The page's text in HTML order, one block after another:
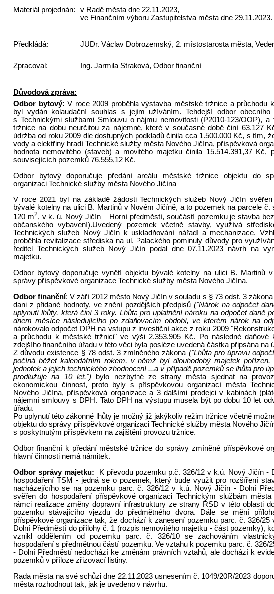
Materiál projednán:
v Radě města dne 22.11.2023,
ve Finančním výboru Zastupitelstva města dne 29.11.2023.
Předkládá: JUDr. Václav Dobrozemský, 2. místostarosta města,
Zpracoval: Ing. Jarmila Straková, Odbor finanční
Důvodová zpráva:
Odbor bytový: V roce 2009 proběhla výstavba městské tržnice a průchodu
byl vydán kolaudační souhlas s jejím užíváním. Tehdejší odbor obecního
s Technickými službami Smlouvu o nájmu nemovitosti (P2010-123/OOP), a
tržnice na dobu neurčitou za nájemné, které v současné době činí 63.127
údržba od roku 2009 dle dostupných podkladů činila cca 1.500.000 Kč, s tím,
vody a elektřiny hradí Technické služby města Nového Jičína, příspěvková
hodnota nemovitého (staveb) a movitého majetku činila 15.514.391,37 Kč,
souvisejících pozemků 76.555,12 Kč.
Odbor bytový doporučuje předání areálu městské tržnice objektu do
organizaci Technické služby města Nového Jičína
V roce 2021 byl na základě žádosti Technických služeb Nový Jičín
bývalé kotelny na ulici B. Martinů v Novém Jičíně, a to pozemek na parcele č.
120 m2, v k. ú. Nový Jičín – Horní předměstí, součástí pozemku je stavba
občanského vybavení).Uvedený pozemek včetně stavby, využívá
Technických služeb Nový Jičín k uskladňování nářadí a mechanizace.
proběhla revitalizace střediska na ul. Palackého pominuly důvody pro
ředitel Technických služeb Nový Jičín podal dne 07.11.2023 návrh na
majetku.
Odbor bytový doporučuje vynětí objektu bývalé kotelny na ulici B. Martinů
správy příspěvkové organizace Technické služby města Nového Jičína.
Odbor finanční: V září 2012 město Nový Jičín v souladu s § 73 odst. 3
dani z přidané hodnoty, ve znění pozdějších předpisů("Nárok na odpočet
uplynutí lhůty, která činí 3 roky. Lhůta pro uplatnění nároku na odpočet daně
dnem měsíce následujícího po zdaňovacím období, ve kterém nárok na
nárokovalo odpočet DPH na vstupu z investiční akce z roku 2009
a průchodu k městské tržnici" ve výši 2.353.905 Kč. Po následné daňové
zdejšího finančního úřadu v této věci byla posléze uvedená částka připsána na
Z důvodu existence § 78 odst. 3 zmíněného zákona ("Lhůta pro úpravu
počíná běžet kalendářním rokem, v němž byl dlouhodobý majetek pořízen.
jednotek a jejich technického zhodnocení ...a v případě pozemků se lhůta pro
prodlužuje na 10 let.") bylo nezbytné ze strany města sjednat na
ekonomickou činnost, proto byly s příspěvkovou organizací města
Nového Jičína, příspěvková organizace a 3 dalšími prodejci v kabinách
nájemní smlouvy s DPH. Tato DPH na výstupu musela být po dobu 10 let
úřadu.
Po uplynutí této zákonné lhůty je možný již jakýkoliv režim tržnice včetně
objektu do správy příspěvkové organizaci Technické služby města Nového
s poskytnutým příspěvkem na zajištění provozu tržnice.
Odbor finanční k předání městské tržnice do správy zmíněné příspěvkové
hlavní činnosti nemá námitek.
Odbor správy majetku: K převodu pozemku p.č. 326/12 v k.ú. Nový Jičín -
hospodaření TSM - jedná se o pozemek, který bude využit pro rozšíření
nacházejícího se na pozemku parc. č. 326/12 v k.ú. Nový Jičín - Dolní
svěřen do hospodaření příspěvkové organizaci Technickým službám
rámci realizace změny dopravní infrastruktury ze strany ŘSD v této oblasti
pozemku stávajícího vjezdu do předmětného dvora. Dále se mění
příspěvkové organizace tak, že dochází k zanesení pozemku parc. č. 326/
Dolní Předměstí do přílohy č. 1 (rozpis nemovitého majetku - část pozemky),
vznikl oddělením od pozemku parc. č. 326/10 se zachováním
hospodaření s předmětnou částí pozemku. Ve vztahu k pozemku parc. č. 326/
- Dolní Předměstí nedochází ke změnám právních vztahů, ale dochází k
pozemků v příloze zřizovací listiny.
Rada města na své schůzi dne 22.11.2023 usnesením č. 1049/20R/2023
města rozhodnout tak, jak je uvedeno v návrhu.